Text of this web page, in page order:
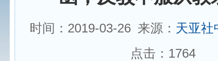
时间：2019-03-26 来源： 天亚社
点击： 1764